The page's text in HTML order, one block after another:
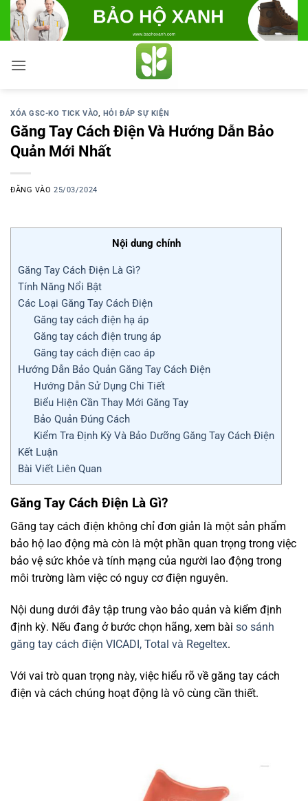
Bỏ
qua
nội
dung
XÓA GSC-KO TICK VÀO, HỎI ĐÁP SỰ KIỆN
Găng Tay Cách Điện Và Hướng Dẫn Bảo
Quản Mới Nhất
ĐĂNG VÀO25/03/2024
Nội dung chính
Găng Tay Cách Điện Là Gì?
Tính Năng Nổi Bật
Các Loại Găng Tay Cách Điện
Găng tay cách điện hạ áp
Găng tay cách điện trung áp
Găng tay cách điện cao áp
Hướng Dẫn Bảo Quản Găng Tay Cách Điện
Hướng Dẫn Sử Dụng Chi Tiết
Biểu Hiện Cần Thay Mới Găng Tay
Bảo Quản Đúng Cách
Kiểm Tra Định Kỳ Và Bảo Dưỡng Găng Tay Cách Điện
Kết Luận
Bài Viết Liên Quan
Găng Tay Cách Điện Là Gì?
Găng tay cách điện không chỉ đơn giản là một sản phẩm
bảo hộ lao động mà còn là một phần quan trọng trong việc
bảo vệ sức khỏe và tính mạng của người lao động trong
môi trường làm việc có nguy cơ điện nguyên.
Nội dung dưới đây tập trung vào bảo quản và kiểm định
định kỳ. Nếu đang ở bước chọn hãng, xem bài so sánh
găng tay cách điện VICADI, Total và Regeltex.
Với vai trò quan trọng này, việc hiểu rõ về găng tay cách
điện và cách chúng hoạt động là vô cùng cần thiết.